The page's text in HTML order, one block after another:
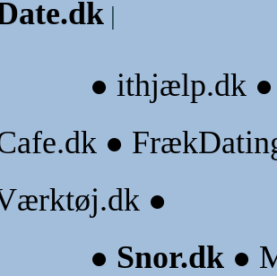
|
ithjælp.dk
●
●
Snor.dk ●